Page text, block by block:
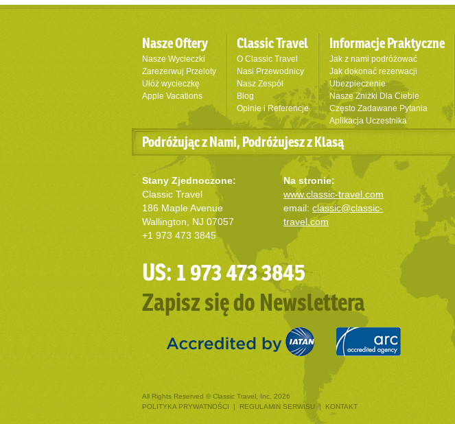
Nasze Oftery
Nasze Wycieczki
Zarezerwuj Przeloty
Ułóż wycieczkę
Apple Vacations
Classic Travel
O Classic Travel
Nasi Przewodnicy
Nasz Zespół
Blog
Opinie i Referencje
Informacje Praktyczne
Jak z nami podróżować
Jak dokonać rezerwacji
Ubezpieczenie
Nasze Zniżki Dla Ciebie
Często Zadawane Pytania
Aplikacja Uczestnika
Podróżując z Nami, Podróżujesz z Klasą
Stany Zjednoczone:
Classic Travel
186 Maple Avenue
Wallington, NJ 07057
+1 973 473 3845
Na stronie:
www.classic-travel.com
email: classic@classic-
travel.com
US: 1 973 473 3845
Zapisz się do Newslettera
All Rights Reserved © Classic Travel, Inc. 2026
POLITYKA PRYWATNOŚCI
| REGULAMIN SERWISU | KONTAKT